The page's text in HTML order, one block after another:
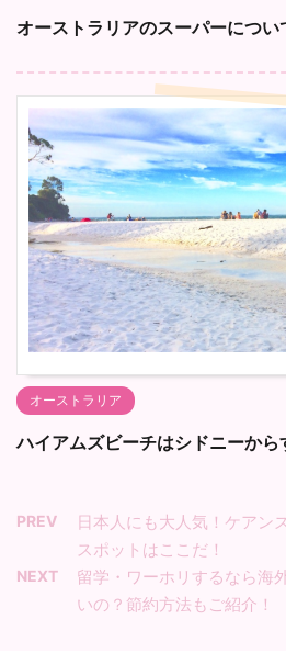
オーストラリアのスーパーについ
オーストラリア
ハイアムズビーチはシドニーから
PREV
日本人にも大人気！ケアン
スポットはここだ！
NEXT
留学・ワーホリするなら海
いの？節約方法もご紹介！